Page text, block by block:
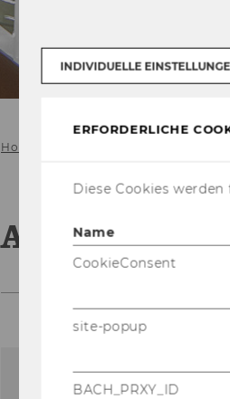
Home
About Vienna
Der Inhalt dieser Seite
INDIVIDUELLE
ERFORDERLICHE
Diese Cookies
Name
CookieConsent
site-popup
BACH_PRXY_ID